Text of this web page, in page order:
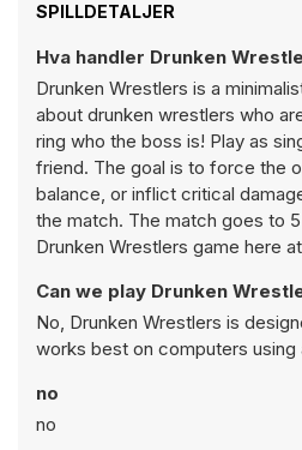
SPILLDETALJER
Hva handler Drunken
Drunken Wrestlers is a
about drunken wrestlers who
ring who the boss is! Play as
friend. The goal is to force the
balance, or inflict critical
the match. The match goes to
Drunken Wrestlers game here
Can we play Drunken
No, Drunken Wrestlers is
works best on computers using
no
no